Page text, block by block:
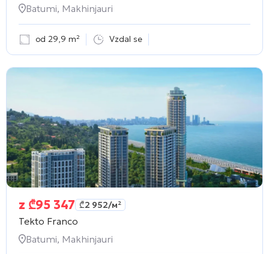
Batumi, Makhinjauri
od 29,9 m² Vzdal se
z ₾95 347 ₾2 952/м²
Tekto Franco
Batumi, Makhinjauri